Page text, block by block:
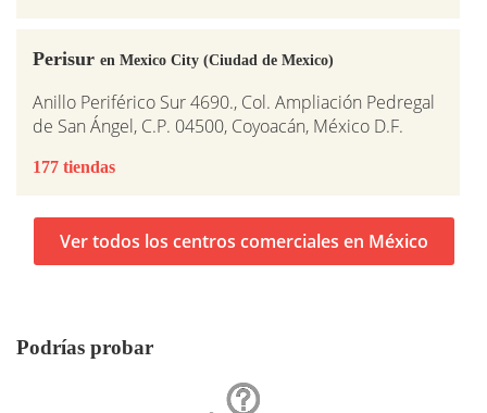
Perisur en Mexico City (Ciudad de Mexico)
Anillo Periférico Sur 4690., Col. Ampliación Pedregal
de San Ángel, C.P. 04500, Coyoacán, México D.F.
177 tiendas
Ver todos los centros comerciales en México
Podrías probar